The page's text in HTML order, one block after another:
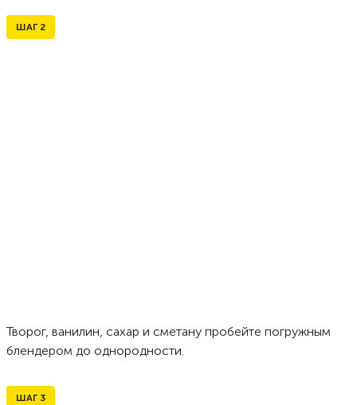
ШАГ 2
Творог, ванилин, сахар и сметану пробейте погружным
блендером до однородности.
ШАГ 3